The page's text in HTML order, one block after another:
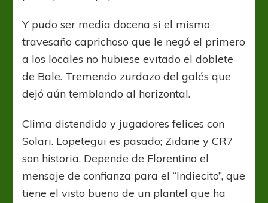
Y pudo ser media docena si el mismo
travesaño caprichoso que le negó el primero
a los locales no hubiese evitado el doblete
de Bale. Tremendo zurdazo del galés que
dejó aún temblando al horizontal.
Clima distendido y jugadores felices con
Solari. Lopetegui es pasado; Zidane y CR7
son historia. Depende de Florentino el
mensaje de confianza para el “Indiecito”, que
tiene el visto bueno de un plantel que ha